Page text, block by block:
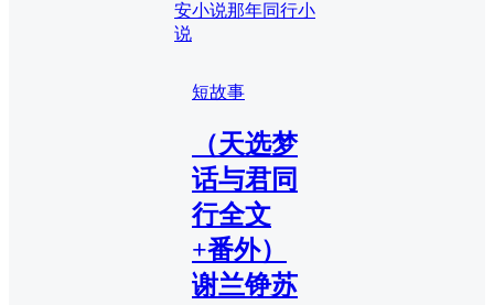
安小说那年同行小
说
短故事
（天选梦
话与君同
行全文
+番外）
谢兰铮苏